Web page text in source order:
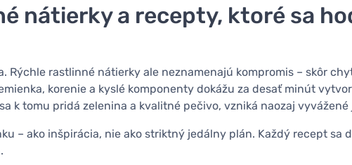
nátierky a recepty, ktoré sa
Rýchle rastlinné nátierky ale neznamenajú kompromis – skôr
korenie a kyslé komponenty dokážu za desať minút
k tomu pridá zelenina a kvalitné pečivo, vzniká naozaj vyvážené
– ako inšpirácia, nie ako striktný jedálny plán. Každý recept sa